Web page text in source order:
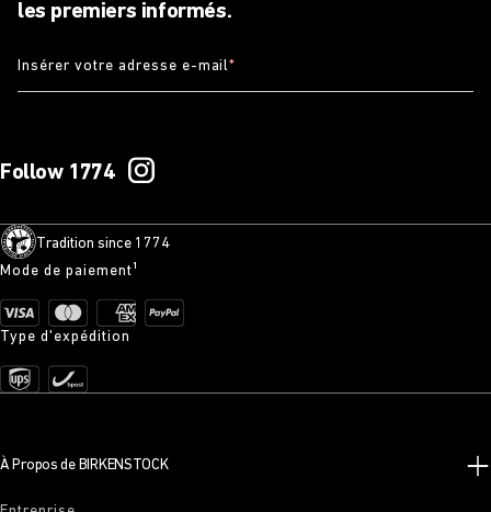
les premiers informés.
Insérer votre adresse e-mail*
Follow 1774
Tradition since 1774
Mode de paiement¹
Type d'expédition
À Propos de BIRKENSTOCK